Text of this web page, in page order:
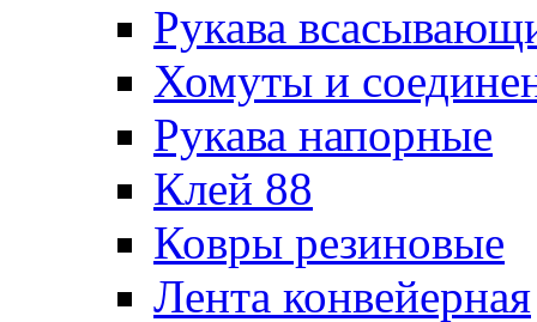
Рукава
Хомуты и
Рукава напорные
Клей 88
Ковры резиновые
Лента конвейерная